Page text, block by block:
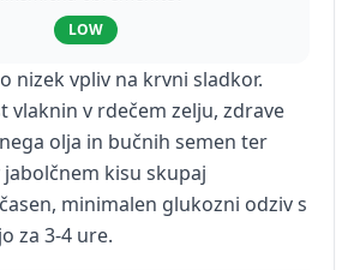
LOW
nizek vpliv na krvni sladkor.
vlaknin v rdečem zelju, zdrave
olja in bučnih semen ter
kisu skupaj
minimalen glukozni odziv s
za 3-4 ure.